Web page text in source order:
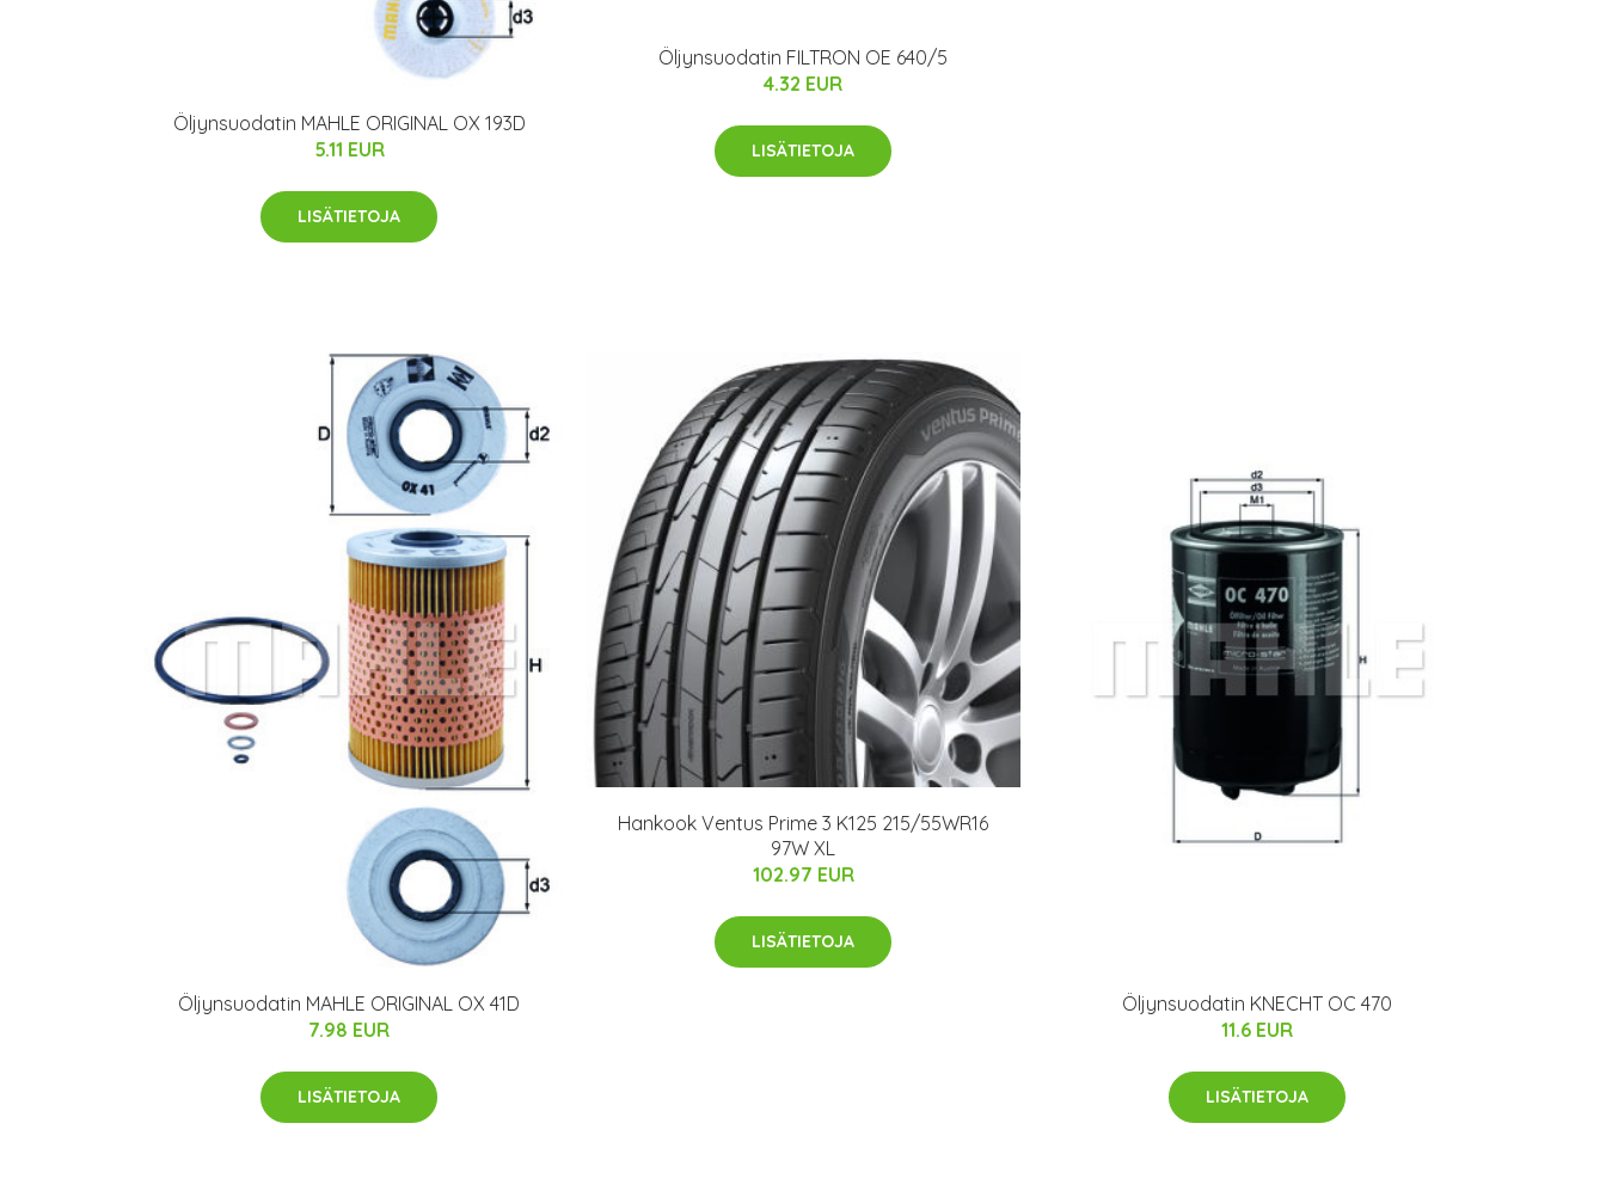
Öljynsuodatin MAHLE ORIGINAL OX 193D
5.11 EUR
LISÄTIETOJA
Öljynsuodatin FILTRON OE 640/5
4.32 EUR
LISÄTIETOJA
Öljynsuodatin MAHLE ORIGINAL OX 41D
7.98 EUR
LISÄTIETOJA
Hankook Ventus Prime 3 K125 215/55WR16
97W XL
102.97 EUR
LISÄTIETOJA
Öljynsuodatin KNECHT OC 470
11.6 EUR
LISÄTIETOJA